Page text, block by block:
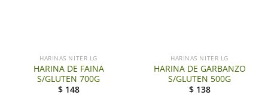
HARINAS NITER LG
HARINA DE FAINA
S/GLUTEN 700G
$ 148
HARINAS NITER LG
HARINA DE GARBANZO
S/GLUTEN 500G
$ 138